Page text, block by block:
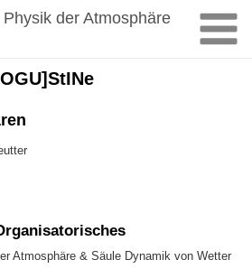
der Atmosphäre
Atmosphäre & Säule Dynamik von Wetter